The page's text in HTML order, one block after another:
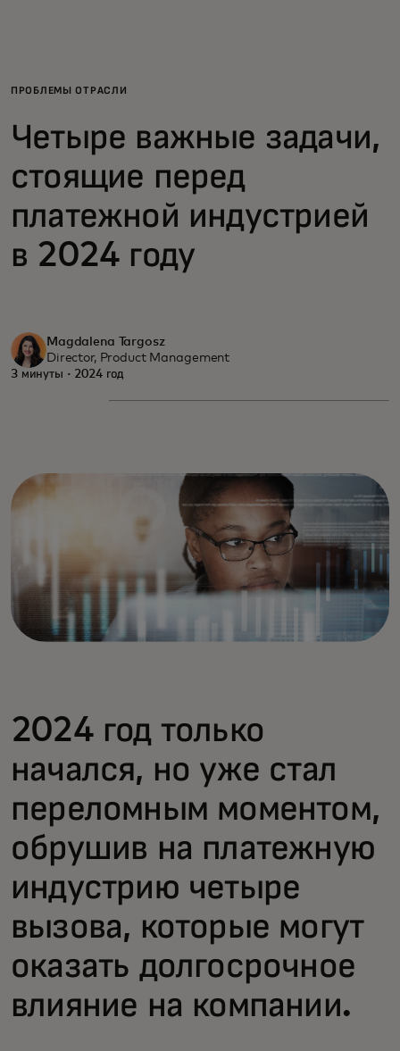
Для бизнеса
Для всего мира
Для новаторов
Новости и тренды
ПРОБЛЕМЫ ОТРАСЛИ
Четыре важные задачи,
стоящие перед
платежной индустрией
в 2024 году
Magdalena Targosz
Director, Product Management
3 минуты · 2024 год
2024 год только
начался, но уже стал
переломным моментом,
обрушив на платежную
индустрию четыре
вызова, которые могут
оказать долгосрочное
влияние на компании.